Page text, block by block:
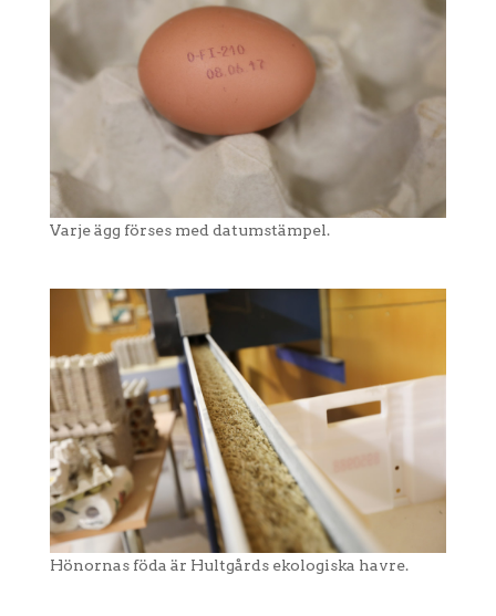
Varje ägg förses med datumstämpel.
Hönornas föda är Hultgårds ekologiska havre.